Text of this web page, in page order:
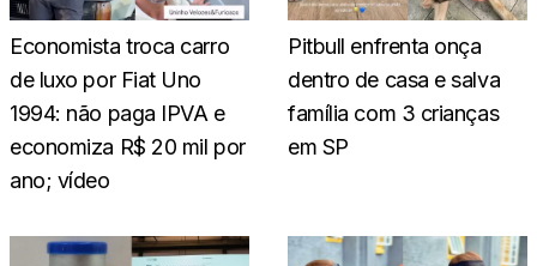
Economista troca carro
de luxo por Fiat Uno
1994: não paga IPVA e
economiza R$ 20 mil por
ano; vídeo
Pitbull enfrenta onça
dentro de casa e salva
família com 3 crianças
em SP